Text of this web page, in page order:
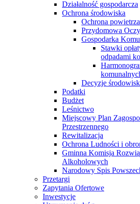
Działalność gospodarcza
Ochrona środowiska
Ochrona powietrza
Przydomowa
Gospodarka
Stawki
odpadami
Decyzje
Podatki
Budżet
Leśnictwo
Miejscowy Plan
Przestrzennego
Rewitalizacja
Ochrona Ludności i
Gminna Komisja
Alkoholowych
Narodowy Spis
Przetargi
Zapytania Ofertowe
Inwestycje